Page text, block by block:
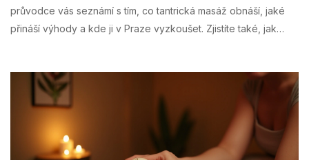
průvodce vás seznámí s tím, co tantrická masáž obnáší, jaké
přináší výhody a kde ji v Praze vyzkoušet. Zjistíte také, jak
energie skrze tuto intimní formu masáže.